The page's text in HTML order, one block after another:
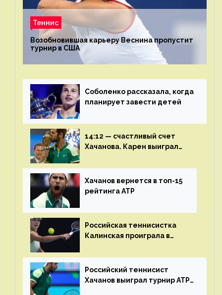
Теннис
Возобновившая карьеру Веснина пропустит
турнир в США
Соболенко рассказала, когда
планирует завести детей
14:12 — счастливый счет
Хачанова. Карен выиграл
Хачанов вернется в топ-15
рейтинга ATP
Российская теннисистка
Калинская проиграла в
Российский теннисист
Хачанов выиграл турнир ATP